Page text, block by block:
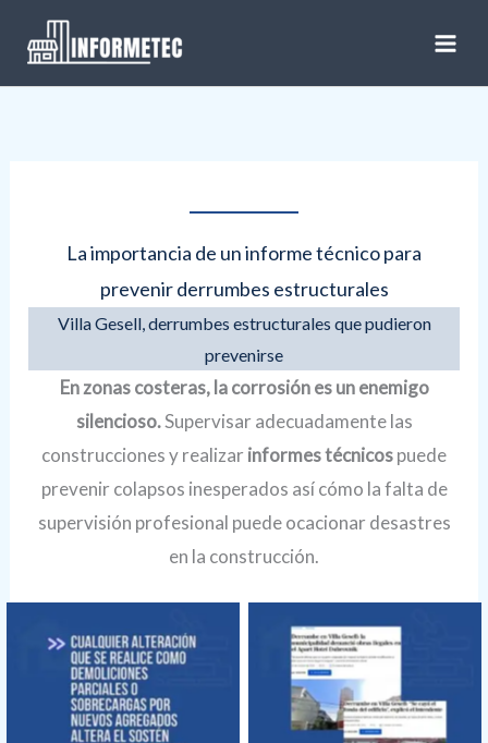
contenido
La importancia de un informe técnico para
prevenir derrumbes estructurales
Villa Gesell, derrumbes estructurales que pudieron
prevenirse
En zonas costeras, la corrosión es un enemigo
silencioso.Supervisar adecuadamente las
construcciones y realizar informes técnicospuede
prevenir colapsos inesperados así cómo la falta de
supervisión profesional puede ocacionar desastres
en la construcción.